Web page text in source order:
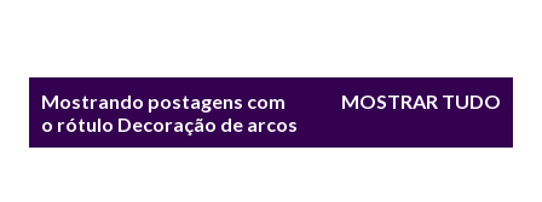
Mostrando postagens com
o rótulo Decoração de arcos
MOSTRAR TUDO